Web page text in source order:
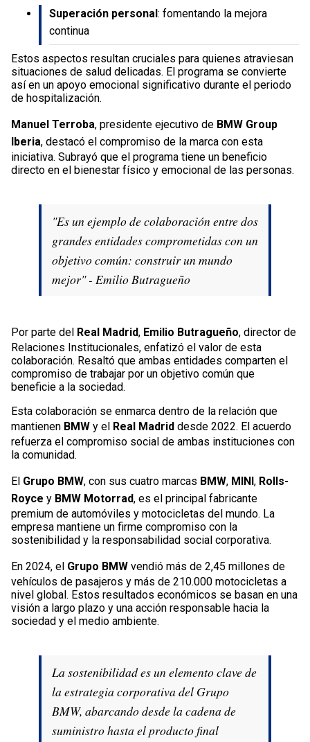
Superación personal: fomentando la mejora
continua
Estos aspectos resultan cruciales para quienes atraviesan
situaciones de salud delicadas. El programa se convierte
así en un apoyo emocional significativo durante el periodo
de hospitalización.
Manuel Terroba, presidente ejecutivo de BMW Group
Iberia, destacó el compromiso de la marca con esta
iniciativa. Subrayó que el programa tiene un beneficio
directo en el bienestar físico y emocional de las personas.
"Es un ejemplo de colaboración entre dos
grandes entidades comprometidas con un
objetivo común: construir un mundo
mejor" - Emilio Butragueño
Por parte del Real Madrid, Emilio Butragueño, director de
Relaciones Institucionales, enfatizó el valor de esta
colaboración. Resaltó que ambas entidades comparten el
compromiso de trabajar por un objetivo común que
beneficie a la sociedad.
Esta colaboración se enmarca dentro de la relación que
mantienen BMW y el Real Madrid desde 2022. El acuerdo
refuerza el compromiso social de ambas instituciones con
la comunidad.
El Grupo BMW, con sus cuatro marcas BMW, MINI, Rolls-
Royce y BMW Motorrad, es el principal fabricante
premium de automóviles y motocicletas del mundo. La
empresa mantiene un firme compromiso con la
sostenibilidad y la responsabilidad social corporativa.
En 2024, el Grupo BMW vendió más de 2,45 millones de
vehículos de pasajeros y más de 210.000 motocicletas a
nivel global. Estos resultados económicos se basan en una
visión a largo plazo y una acción responsable hacia la
sociedad y el medio ambiente.
La sostenibilidad es un elemento clave de
la estrategia corporativa del Grupo
BMW, abarcando desde la cadena de
suministro hasta el producto final